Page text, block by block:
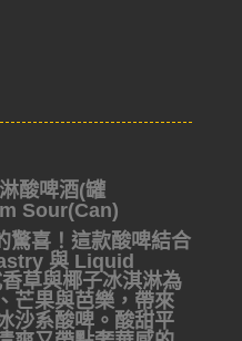
酸啤酒(罐
Sour(Can)
驚喜！這款酸啤結合
與 Liquid
草與椰子冰淇淋為
芒果與芭樂，帶來
沙系酸啤。酸甜平